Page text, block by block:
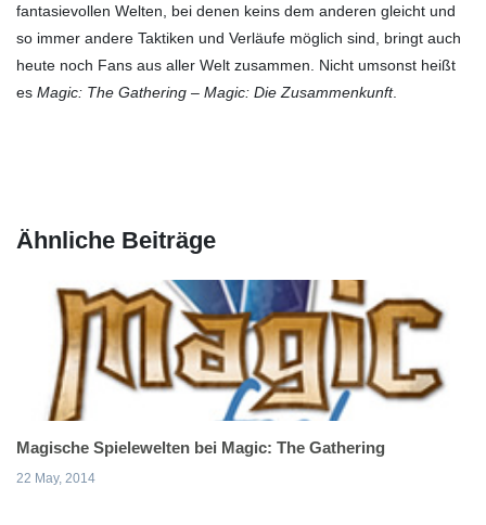
fantasievollen Welten, bei denen keins dem anderen gleicht und
so immer andere Taktiken und Verläufe möglich sind, bringt auch
heute noch Fans aus aller Welt zusammen. Nicht umsonst heißt
es Magic: The Gathering – Magic: Die Zusammenkunft.
Ähnliche Beiträge
Magische Spielewelten bei Magic: The Gathering
22 May, 2014